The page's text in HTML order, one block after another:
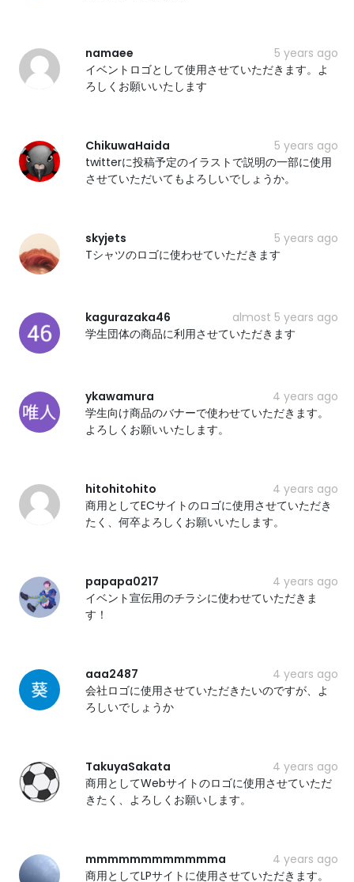
namaee
5 years ago
イベントロゴとして使用させていただきます。よ
ろしくお願いいたします
ChikuwaHaida
5 years ago
twitterに投稿予定のイラストで説明の一部に使用
させていただいてもよろしいでしょうか。
skyjets
5 years ago
Tシャツのロゴに使わせていただきます
kagurazaka46
almost 5 years ago
学生団体の商品に利用させていただきます
ykawamura
4 years ago
学生向け商品のバナーで使わせていただきます。
よろしくお願いいたします。
hitohitohito
4 years ago
商用としてECサイトのロゴに使用させていただき
たく、何卒よろしくお願いいたします。
papapa0217
4 years ago
イベント宣伝用のチラシに使わせていただきま
す！
aaa2487
4 years ago
会社ロゴに使用させていただきたいのですが、よ
ろしいでしょうか
TakuyaSakata
4 years ago
商用としてWebサイトのロゴに使用させていただ
きたく、よろしくお願いします。
mmmmmmmmmmmma
4 years ago
商用としてLPサイトに使用させていただきます。